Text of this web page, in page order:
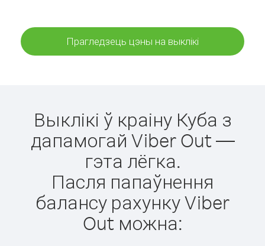
Прагледзець цэны на выклікі
Выклікі ў краіну Куба з
дапамогай Viber Out —
гэта лёгка.
Пасля папаўнення
балансу рахунку Viber
Out можна: